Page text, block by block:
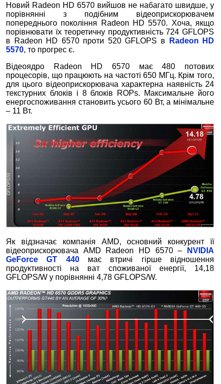
Новий Radeon HD 6570 вийшов не набагато швидше, у
порівнянні з подібним відеоприскорювачем
попереднього покоління Radeon HD 5570. Хоча, якщо
порівнювати їх теоретичну продуктивність 724 GFLOPS
в Radeon HD 6570 проти 520 GFLOPS в
Radeon HD
5570, то прогрес є.
Відеоядро Radeon HD 6570 має 480 потових
процесорів, що працюють на частоті 650 МГц. Крім того,
для цього відеоприскорювача характерна наявність 24
текстурних блоків і 8 блоків ROPs. Максимальне його
енергоспоживання становить усього 60 Вт, а мінімальне
– 11 Вт.
Як відзначає компанія AMD, основний конкурент її
відеоприскорювача AMD Radeon HD 6570 –
NVIDIA
GeForce GT 440має втричі гірше відношення
продуктивності на ват споживаної енергії, 14,18
GFLOPS/W у порівнянні 4,78 GFLOPS/W.